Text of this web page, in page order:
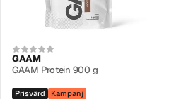
GAAM
GAAM Protein 900 g
Prisvärd Kampanj